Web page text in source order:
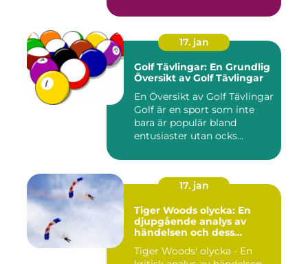
17. jan
Golf Tävlingar: En Grundlig
Översikt av Golf Tävlingar
En Översikt av Golf Tävlingar
Golf är en sport som inte
bara är populär bland
entusiaster utan ocks...
17. jan
Tiger Woods olycka: En
djupgående analys av
händelsen och dess
Tiger Woods' olycka - En